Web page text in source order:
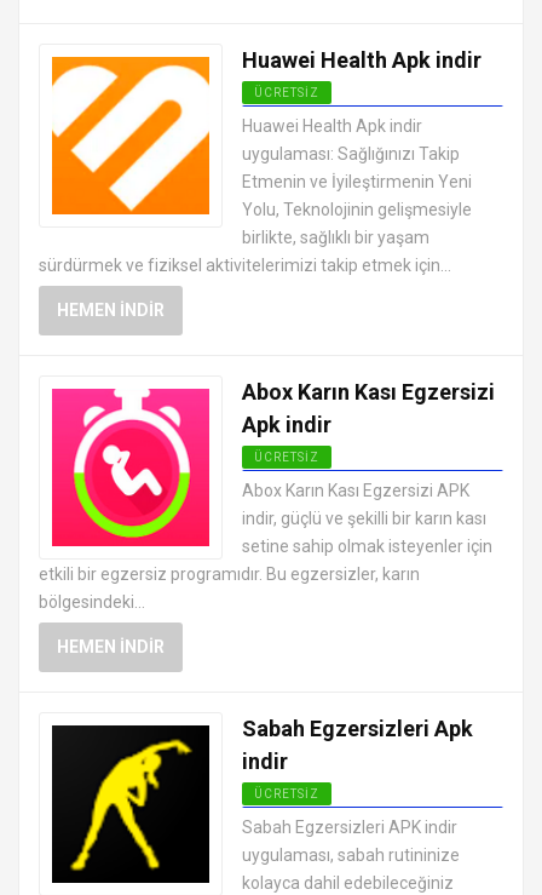
Huawei Health Apk indir
ÜCRETSIZ
ANDROID SAĞLIK VE FITNESS
UYGULAMALARI APK
Huawei Health Apk indir
uygulaması: Sağlığınızı Takip
Etmenin ve İyileştirmenin Yeni
Yolu, Teknolojinin gelişmesiyle
birlikte, sağlıklı bir yaşam
sürdürmek ve fiziksel aktivitelerimizi takip etmek için...
HEMEN İNDIR
Abox Karın Kası Egzersizi
Apk indir
ÜCRETSIZ
ANDROID SAĞLIK VE FITNESS
UYGULAMALARI APK
Abox Karın Kası Egzersizi APK
indir, güçlü ve şekilli bir karın kası
setine sahip olmak isteyenler için
etkili bir egzersiz programıdır. Bu egzersizler, karın
bölgesindeki...
HEMEN İNDIR
Sabah Egzersizleri Apk
indir
ÜCRETSIZ
ANDROID SAĞLIK VE FITNESS
UYGULAMALARI APK
Sabah Egzersizleri APK indir
uygulaması, sabah rutininize
kolayca dahil edebileceğiniz